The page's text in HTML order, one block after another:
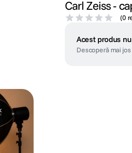
Carl Zeiss -
(0
Acest produs
Descoperă mai